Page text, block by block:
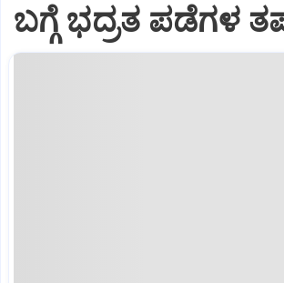
ಬಗ್ಗೆ ಭದ್ರತ ಪಡೆಗಳ